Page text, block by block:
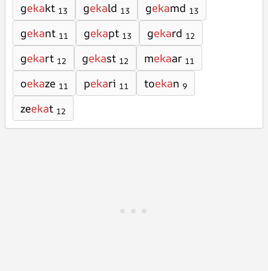
gekakt 13 gekald 13 gekamd 13
gekant 11 gekapt 13 gekard 12
gekart 12 gekast 12 mekaar 11
oekaze 11 pekari 11 toekan 9
zeekat 12